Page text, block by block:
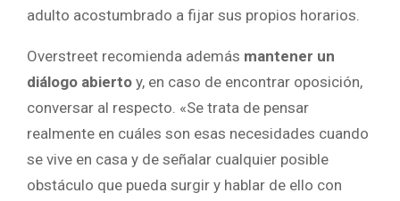
adulto acostumbrado a fijar sus propios horarios.
Overstreet recomienda además mantener un
diálogo abierto y, en caso de encontrar oposición,
conversar al respecto. «Se trata de pensar
realmente en cuáles son esas necesidades cuando
se vive en casa y de señalar cualquier posible
obstáculo que pueda surgir y hablar de ello con